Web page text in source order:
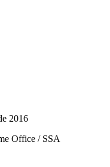
2016
Office / SSA